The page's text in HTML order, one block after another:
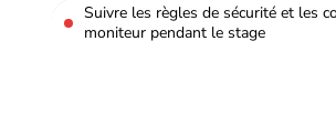
Suivre les règles de sécurité et les
moniteur pendant le stage